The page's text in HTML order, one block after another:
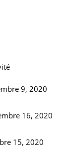
9, 2020
16, 2020
15, 2020